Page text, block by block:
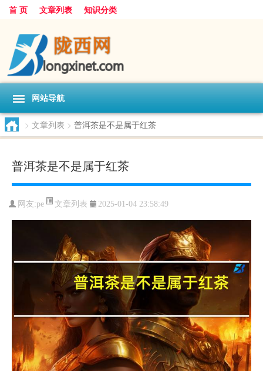
首 页 文章列表 知识分类
网站导航
> 文章列表 > 普洱茶是不是属于红茶
普洱茶是不是属于红茶
网友:pe 文章列表 2025-01-04 23:58:49